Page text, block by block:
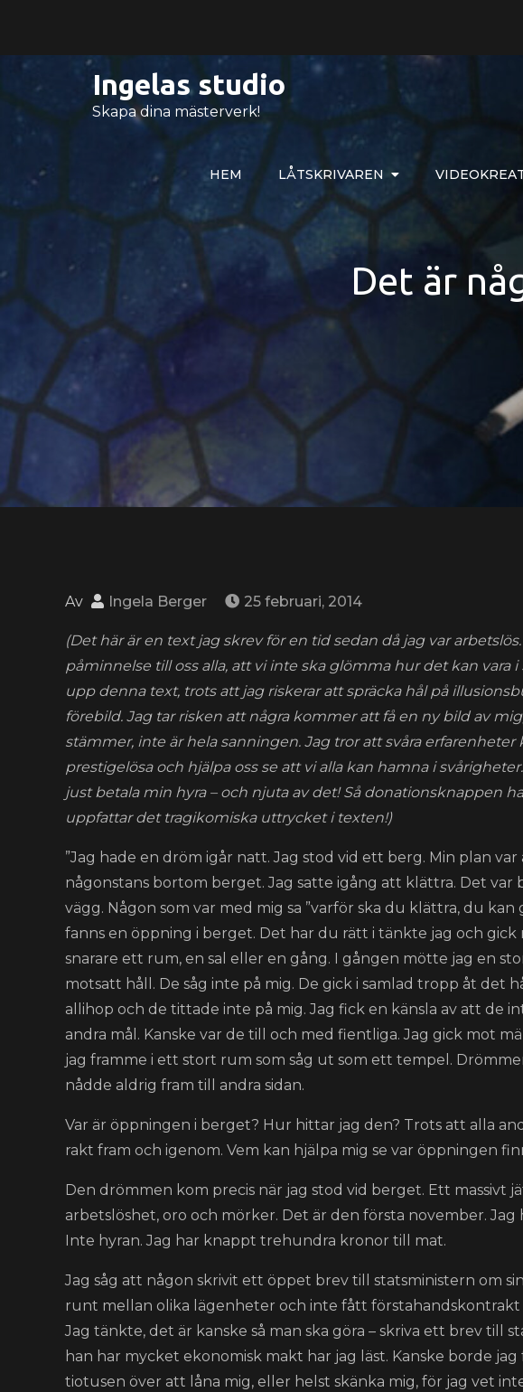
innehåll
Ingelas studio
Skapa dina mästerverk!
HEM LÅTSKRIVAREN
Det är
Av Ingela Berger 25 februari, 2014
(Det här är en text jag skrev för en tid sedan då jag var
påminnelse till oss alla, att vi inte ska glömma hur det kan vara
upp denna text, trots att jag riskerar att spräcka hål på
förebild. Jag tar risken att några kommer att få en ny bild av
stämmer, inte är hela sanningen. Jag tror att svåra
prestigelösa och hjälpa oss se att vi alla kan hamna i
just betala min hyra – och njuta av det! Så donationsknappen
uppfattar det tragikomiska uttrycket i texten!)
”Jag hade en dröm igår natt. Jag stod vid ett berg. Min plan
någonstans bortom berget. Jag satte igång att klättra. Det var
vägg. Någon som var med mig sa ”varför ska du klättra, du kan
fanns en öppning i berget. Det har du rätt i tänkte jag och gick
snarare ett rum, en sal eller en gång. I gången mötte jag en
motsatt håll. De såg inte på mig. De gick i samlad tropp åt det
allihop och de tittade inte på mig. Jag fick en känsla av att de
andra mål. Kanske var de till och med fientliga. Jag gick mot
jag framme i ett stort rum som såg ut som ett tempel.
nådde aldrig fram till andra sidan.
Var är öppningen i berget? Hur hittar jag den? Trots att alla
rakt fram och igenom. Vem kan hjälpa mig se var öppningen
Den drömmen kom precis när jag stod vid berget. Ett massivt
arbetslöshet, oro och mörker. Det är den första november.
Inte hyran. Jag har knappt trehundra kronor till mat.
Jag såg att någon skrivit ett öppet brev till statsministern om
runt mellan olika lägenheter och inte fått förstahandskontrakt
Jag tänkte, det är kanske så man ska göra – skriva ett brev till
han har mycket ekonomisk makt har jag läst. Kanske borde
tiotusen över att låna mig, eller helst skänka mig, för jag vet